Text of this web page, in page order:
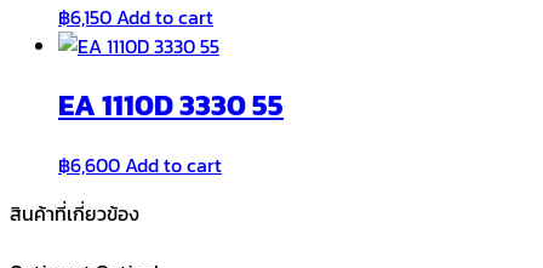
฿6,150Add to cart
EA 1110D 3330 55
฿6,600Add to cart
สินค้าที่เกี่ยวข้อง